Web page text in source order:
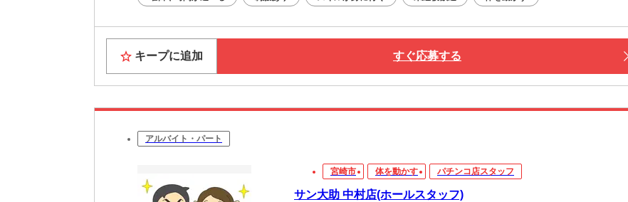
キープに追加 すぐ応募する
アルバイト・パート
宮崎市 体を動かす パチンコ店スタッフ
サン大助 中村店(ホールスタッフ)